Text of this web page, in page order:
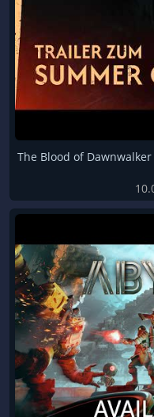
The Blood of